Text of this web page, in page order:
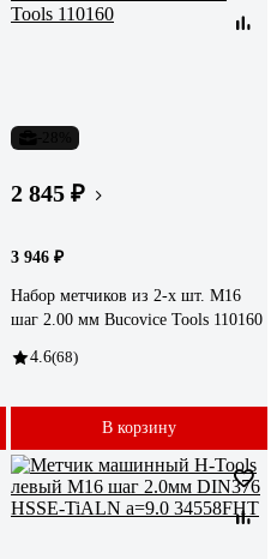
2 845 ₽
3 946 ₽
Набор метчиков из 2-х шт. M16
шаг 2.00 мм Bucovice Tools 110160
4.6(68)
В корзину